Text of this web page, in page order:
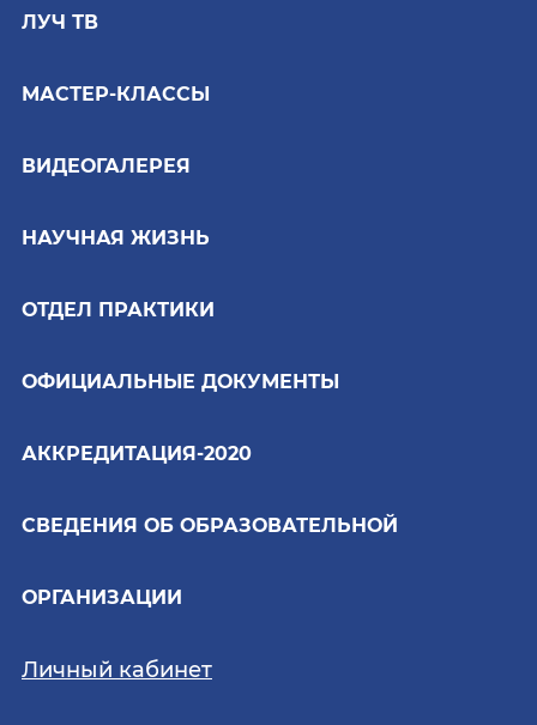
ЛУЧ ТВ
МАСТЕР-КЛАССЫ
ВИДЕОГАЛЕРЕЯ
НАУЧНАЯ ЖИЗНЬ
ОТДЕЛ ПРАКТИКИ
ОФИЦИАЛЬНЫЕ ДОКУМЕНТЫ
АККРЕДИТАЦИЯ-2020
СВЕДЕНИЯ ОБ ОБРАЗОВАТЕЛЬНОЙ
ОРГАНИЗАЦИИ
Личный кабинет